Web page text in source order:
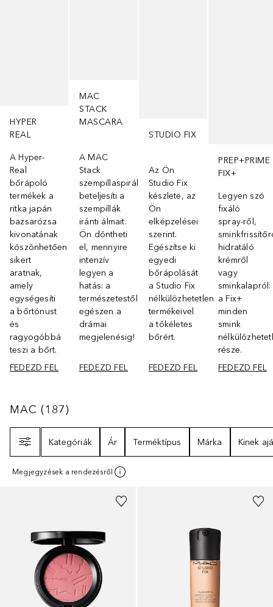
HYPER
REAL
A Hyper-
Real
bőrápoló
termékek a
ritka japán
bazsarózsa
kivonatának
köszönhetően
sikert
aratnak,
amely
egységesíti
a bőrtónust
és
ragyogóbbá
teszi a bőrt.
FEDEZD FEL
MAC
STACK
MASCARA
A MAC
Stack
szempillaspirál
beteljesíti a
szempillák
iránti álmait.
Ön döntheti
el, mennyire
intenzív
legyen a
hatás: a
természetestől
egészen a
drámai
megjelenésig!
FEDEZD FEL
STUDIO FIX
Az Ön
Studio Fix
készlete, az
Ön
elképzelései
szerint.
Egészítse ki
egyedi
bőrápolását
a Studio Fix
nélkülözhetetlen
termékeivel
a tökéletes
bőrért.
FEDEZD FEL
PREP+PRIME
FIX+
Legyen szó
fixáló
spray-ről,
hidratáló
krémről
vagy
sminkalapról:
a Fix+
minden
smink
része.
FEDEZD FEL
MAC 187
MAC (187)
Kategóriák
Ár Terméktípus Márka Kinek
Megjegyzések a rendezésről
+26